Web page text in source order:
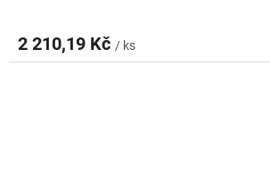
2 210,19 Kč / ks